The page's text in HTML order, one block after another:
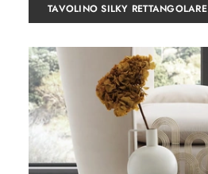
TAVOLINO SILKY RETTANGOLARE